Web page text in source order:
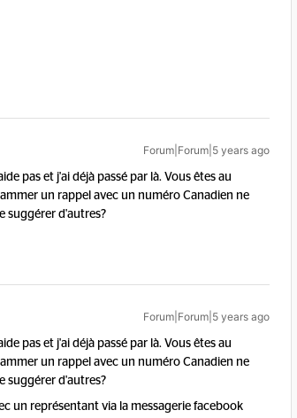
Forum|Forum|5 years ago
pas et j'ai déjà passé par là. Vous êtes au
un rappel avec un numéro Canadien ne
suggérer d'autres?
Forum|Forum|5 years ago
pas et j'ai déjà passé par là. Vous êtes au
un rappel avec un numéro Canadien ne
suggérer d'autres?
un représentant via la messagerie facebook